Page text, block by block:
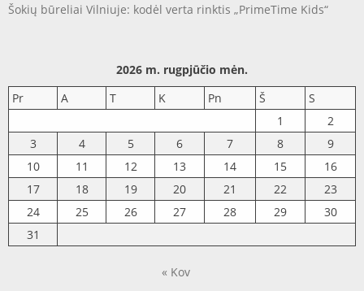
Šokių būreliai Vilniuje: kodėl verta rinktis „PrimeTime Kids“
2026 m. rugpjūčio mėn.
Pr
A T K Pn Š
S
1
2
3
4 5 6 7 8
9
10
11 12 13 14 15
16
17
18 19 20 21 22
23
24
25 26 27 28 29
30
31
« Kov